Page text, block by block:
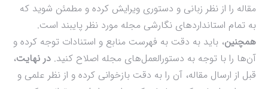
مقاله را از نظر زبانی و دستوری ویرایش کرده و مطمئن شوید که
به تمام استانداردهای نگارشی مجله مورد نظر پایبند است.
همچنین، باید به دقت به فهرست منابع و استنادات توجه کرده و
آن‌ها را با توجه به دستورالعمل‌های مجله اصلاح کنید. در نهایت،
قبل از ارسال مقاله، آن را به دقت بازخوانی کرده و از نظر علمی و